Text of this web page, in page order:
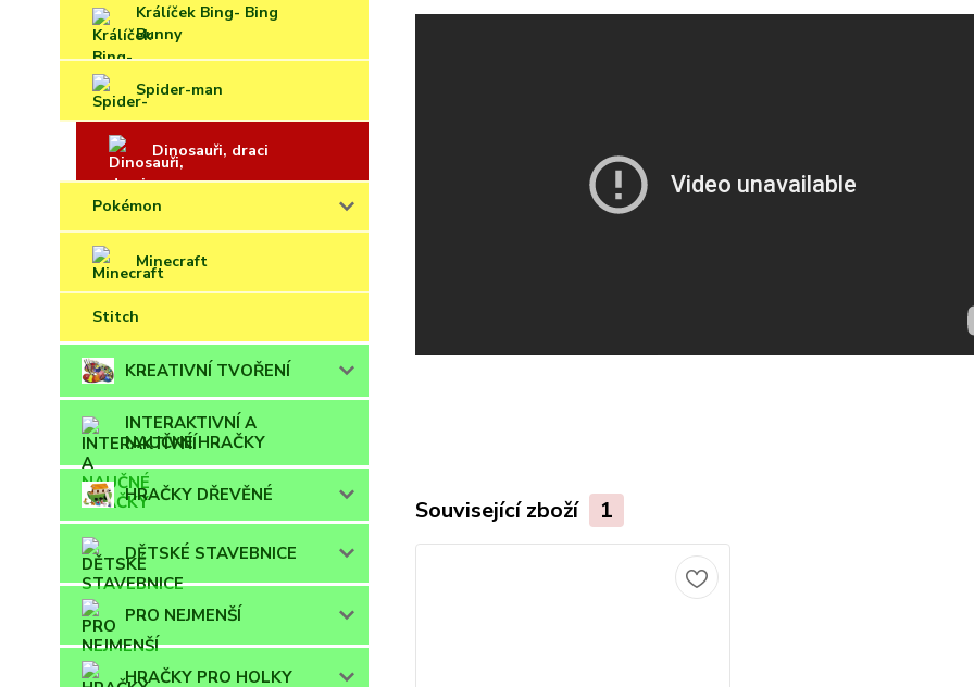
Králíček Bing- Bing
Bunny
Spider-man
Dinosauři, draci
Pokémon
Minecraft
Stitch
KREATIVNÍ TVOŘENÍ
INTERAKTIVNÍ A
NAUČNÉ HRAČKY
HRAČKY DŘEVĚNÉ
DĚTSKÉ STAVEBNICE
PRO NEJMENŠÍ
HRAČKY PRO HOLKY
Související zboží 1